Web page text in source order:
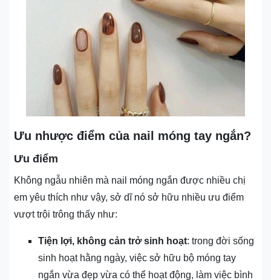
Ưu nhược điểm của nail móng tay ngắn?
Ưu điểm
Không ngẫu nhiên mà nail móng ngắn được nhiều chị
em yêu thích như vậy, sở dĩ nó sở hữu nhiều ưu điểm
vượt trội trông thấy như:
Tiện lợi, không cản trở sinh hoạt: trong đời sống
sinh hoạt hằng ngày, việc sở hữu bộ móng tay
ngắn vừa đẹp vừa có thể hoạt động, làm việc bình